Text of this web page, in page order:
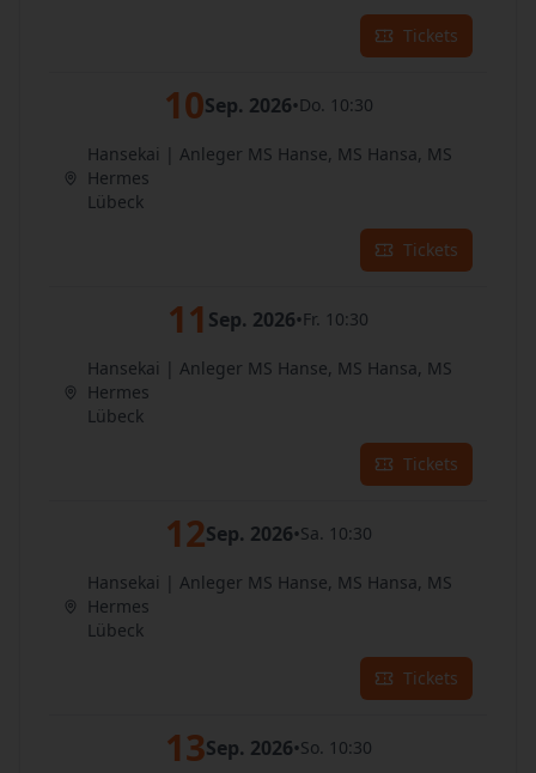
Tickets
10Sep. 2026•Do. 10:30
Hansekai | Anleger MS Hanse, MS Hansa, MS
Hermes
Lübeck
Tickets
11 Sep. 2026•Fr. 10:30
Hansekai | Anleger MS Hanse, MS Hansa, MS
Hermes
Lübeck
Tickets
12Sep. 2026•Sa. 10:30
Hansekai | Anleger MS Hanse, MS Hansa, MS
Hermes
Lübeck
Tickets
13Sep. 2026•So. 10:30